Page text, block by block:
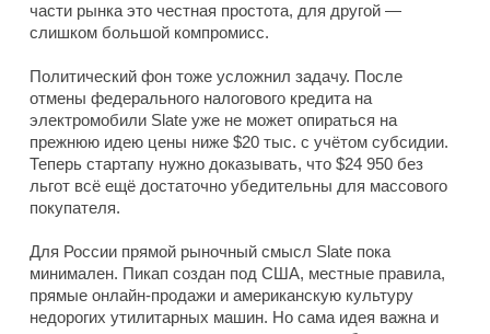
части рынка это честная простота, для другой —
слишком большой компромисс.
Политический фон тоже усложнил задачу. После
отмены федерального налогового кредита на
электромобили Slate уже не может опираться на
прежнюю идею цены ниже $20 тыс. с учётом субсидии.
Теперь стартапу нужно доказывать, что $24 950 без
льгот всё ещё достаточно убедительны для массового
покупателя.
Для России прямой рыночный смысл Slate пока
минимален. Пикап создан под США, местные правила,
прямые онлайн-продажи и американскую культуру
недорогих утилитарных машин. Но сама идея важна и